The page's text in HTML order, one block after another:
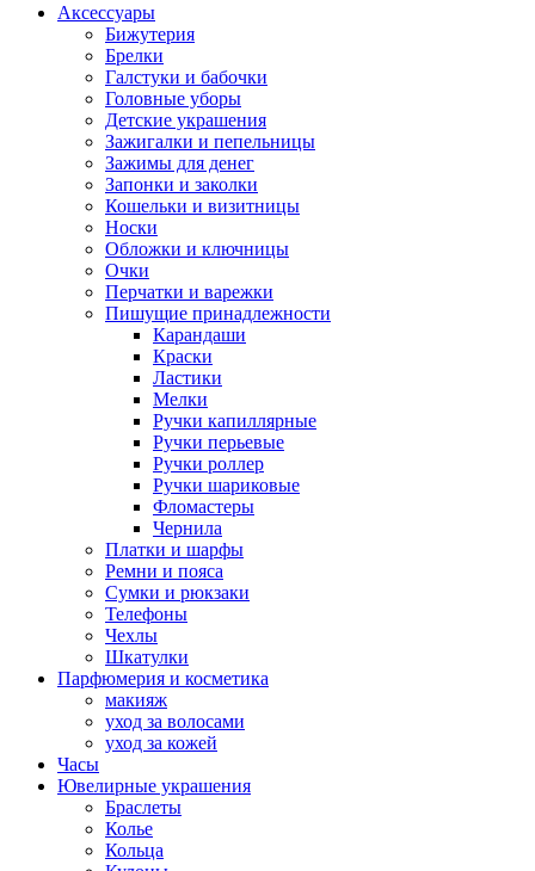
Аксессуары
Бижутерия
Брелки
Галстуки и бабочки
Головные уборы
Детские украшения
Зажигалки и пепельницы
Зажимы для денег
Запонки и заколки
Кошельки и визитницы
Носки
Обложки и ключницы
Очки
Перчатки и варежки
Пишущие принадлежности
Карандаши
Краски
Ластики
Мелки
Ручки капиллярные
Ручки перьевые
Ручки роллер
Ручки шариковые
Фломастеры
Чернила
Платки и шарфы
Ремни и пояса
Сумки и рюкзаки
Телефоны
Чехлы
Шкатулки
Парфюмерия и косметика
макияж
уход за волосами
уход за кожей
Часы
Ювелирные украшения
Браслеты
Колье
Кольца